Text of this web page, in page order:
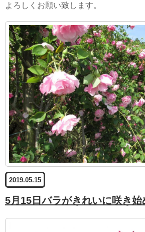
よろしくお願い致します。
2019.05.15
5月15日バラがきれいに咲き始